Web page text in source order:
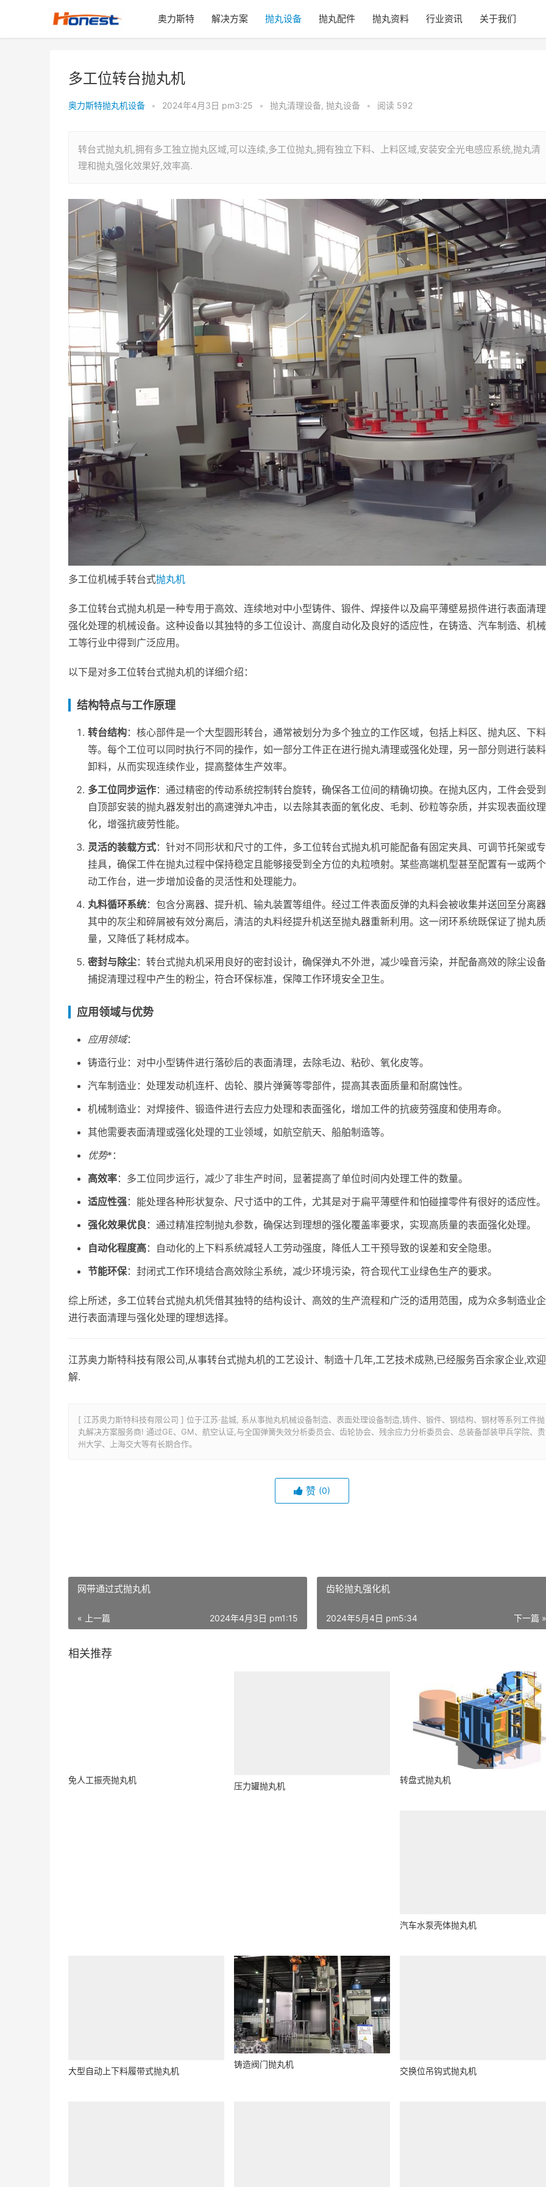
奥力斯特 解决方案 抛丸设备 抛丸配件 抛丸资料 行业资讯 关于我们
多工位转台抛丸机
奥力斯特抛丸机设备 • 2024年4月3日 pm3:25 • 抛丸清理设备, 抛丸设备 • 阅读 592
转台式抛丸机,拥有多工独立抛丸区域,可以连续,多工位抛丸,拥有独立下料、上料区域,安装安全光电感应系统,抛丸清
理和抛丸强化效果好,效率高.
多工位机械手转台式抛丸机
多工位转台式抛丸机是一种专用于高效、连续地对中小型铸件、锻件、焊接件以及扁平薄壁易损件进行表面清
强化处理的机械设备。这种设备以其独特的多工位设计、高度自动化及良好的适应性，在铸造、汽车制造、机
工等行业中得到广泛应用。
以下是对多工位转台式抛丸机的详细介绍：
结构特点与工作原理
转台结构：核心部件是一个大型圆形转台，通常被划分为多个独立的工作区域，包括上料区、抛丸区、下
等。每个工位可以同时执行不同的操作，如一部分工件正在进行抛丸清理或强化处理，另一部分则进行装
卸料，从而实现连续作业，提高整体生产效率。
多工位同步运作：通过精密的传动系统控制转台旋转，确保各工位间的精确切换。在抛丸区内，工件会受
自顶部安装的抛丸器发射出的高速弹丸冲击，以去除其表面的氧化皮、毛刺、砂粒等杂质，并实现表面纹理
化，增强抗疲劳性能。
灵活的装载方式：针对不同形状和尺寸的工件，多工位转台式抛丸机可能配备有固定夹具、可调节托架或
挂具，确保工件在抛丸过程中保持稳定且能够接受到全方位的丸粒喷射。某些高端机型甚至配置有一或两
动工作台，进一步增加设备的灵活性和处理能力。
丸料循环系统：包含分离器、提升机、输丸装置等组件。经过工件表面反弹的丸料会被收集并送回至分离
其中的灰尘和碎屑被有效分离后，清洁的丸料经提升机送至抛丸器重新利用。这一闭环系统既保证了抛丸质
量，又降低了耗材成本。
密封与除尘：转台式抛丸机采用良好的密封设计，确保弹丸不外泄，减少噪音污染，并配备高效的除尘设
捕捉清理过程中产生的粉尘，符合环保标准，保障工作环境安全卫生。
应用领域与优势
应用领域：
铸造行业：对中小型铸件进行落砂后的表面清理，去除毛边、粘砂、氧化皮等。
汽车制造业：处理发动机连杆、齿轮、膜片弹簧等零部件，提高其表面质量和耐腐蚀性。
机械制造业：对焊接件、锻造件进行去应力处理和表面强化，增加工件的抗疲劳强度和使用寿命。
其他需要表面清理或强化处理的工业领域，如航空航天、船舶制造等。
优势*：
高效率：多工位同步运行，减少了非生产时间，显著提高了单位时间内处理工件的数量。
适应性强：能处理各种形状复杂、尺寸适中的工件，尤其是对于扁平薄壁件和怕碰撞零件有很好的适应性。
强化效果优良 ：通过精准控制抛丸参数，确保达到理想的强化覆盖率要求，实现高质量的表面强化处理。
自动化程度高：自动化的上下料系统减轻人工劳动强度，降低人工干预导致的误差和安全隐患。
节能环保：封闭式工作环境结合高效除尘系统，减少环境污染，符合现代工业绿色生产的要求。
综上所述，多工位转台式抛丸机凭借其独特的结构设计、高效的生产流程和广泛的适用范围，成为众多制造业
进行表面清理与强化处理的理想选择。
江苏奥力斯特科技有限公司,从事转台式抛丸机的工艺设计、制造十几年,工艺技术成熟,已经服务百余家企业,欢
解.
[ 江苏奥力斯特科技有限公司 ] 位于江苏·盐城, 系从事抛丸机械设备制造、表面处理设备制造,铸件、锻件、钢结构、钢材等系列工件抛
丸解决方案服务商! 通过GE、GM、航空认证,与全国弹簧失效分析委员会、齿轮协会、残余应力分析委员会、总装备部装甲兵学院、贵
州大学、上海交大等有长期合作。
赞 (0)
网带通过式抛丸机
« 上一篇 2024年4月3日 pm1:15
齿轮抛丸强化机
下一篇 »
2024年5月4日 pm5:34
相关推荐
免人工振壳抛丸机 压力罐抛丸机 转盘式抛丸机
铸造阀门抛丸机
交换位吊钩式抛丸机 悬链通过式抛丸机